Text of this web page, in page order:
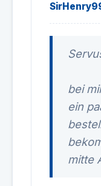
bei
ein
mitte